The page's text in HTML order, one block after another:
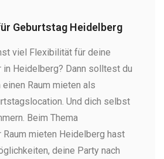
Geburtstag Heidelberg​
viel Flexibilität für deine
Heidelberg? Dann solltest du
Raum mieten als
Und dich selbst
Beim Thema
mieten Heidelberg hast
deine Party nach